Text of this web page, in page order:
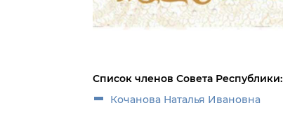
Список членов Совета Республики:
Кочанова Наталья Ивановна